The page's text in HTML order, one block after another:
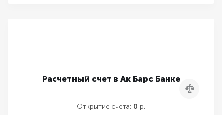
Расчетный счет в Ак Барс Банке
Сравнить
Открытие счета: 0 р.